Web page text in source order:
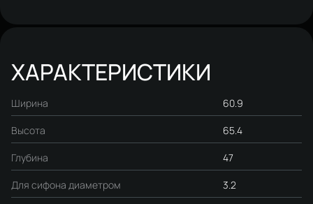
ХАРАКТЕРИСТИКИ
Ширина 60.9
Высота 65.4
Глубина 47
Для сифона диаметром 3.2